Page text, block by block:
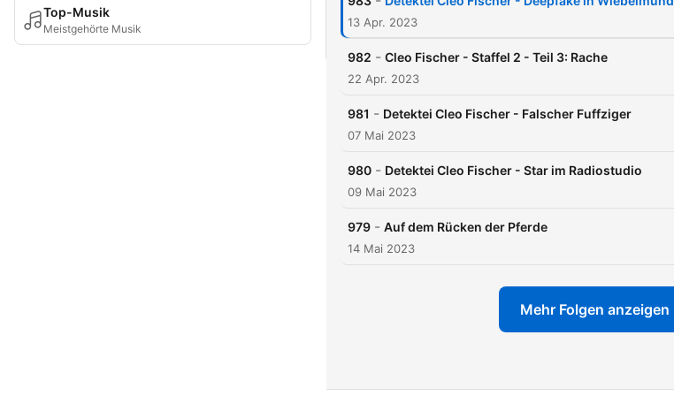
Top-Musik
Meistgehörte Musik 13 Apr. 2023
982 - Cleo Fischer - Staffel 2 - Teil 3: Rache
22 Apr. 2023
981 - Detektei Cleo Fischer - Falscher Fuffziger
07 Mai 2023
980 - Detektei Cleo Fischer - Star im Radiostudio
09 Mai 2023
979 - Auf dem Rücken der Pferde
14 Mai 2023
Mehr Folgen anzeigen